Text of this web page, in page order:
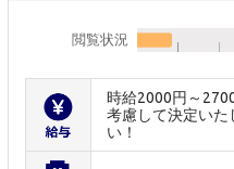
閲覧状況
時給2000円～
考慮して決定いた
い！